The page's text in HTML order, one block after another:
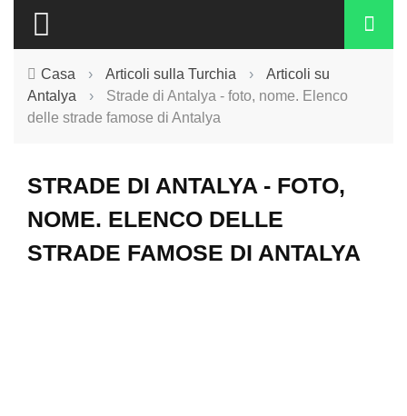
Casa › Articoli sulla Turchia ›
Articoli su
Antalya
›
Strade di Antalya - foto, nome. Elenco
delle strade famose di Antalya
STRADE DI ANTALYA - FOTO,
NOME. ELENCO DELLE
STRADE FAMOSE DI ANTALYA